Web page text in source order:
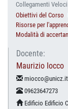
Collegamenti Veloci
Obiettivi del Corso
Risorse per
Modalità di
Docente:
Maurizio Iocco
miocco@unicz.it
09623647273
Edificio Edificio